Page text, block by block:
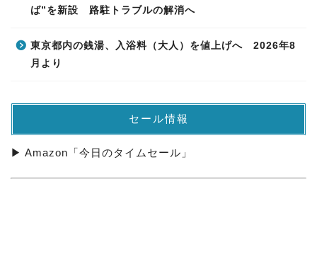
ば”を新設 路駐トラブルの解消へ
東京都内の銭湯、入浴料（大人）を値上げへ 2026年8
月より
セール情報
▶ Amazon「今日のタイムセール」